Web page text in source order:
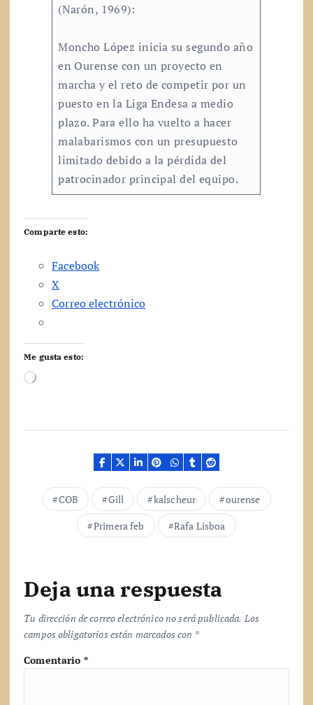
(Narón, 1969):
Moncho López inicia su segundo año
en Ourense con un proyecto en
marcha y el reto de competir por un
puesto en la Liga Endesa a medio
plazo. Para ello ha vuelto a hacer
malabarismos con un presupuesto
limitado debido a la pérdida del
patrocinador principal del equipo.
Comparte esto:
Facebook
X
Correo electrónico
Me gusta esto:
C
a
COB Gill kalscheur
ourense
Primera feb
Rafa Lisboa
Deja una respuesta
Tu dirección de correo electrónico no será publicada. Los
campos obligatorios están marcados con *
Comentario *